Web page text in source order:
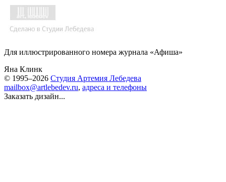
Для иллюстрированного номера журнала «Афиша»
Яна Клинк
© 1995–2026 Студия Артемия Лебедева
mailbox@artlebedev.ru, адреса и телефоны
Заказать дизайн...